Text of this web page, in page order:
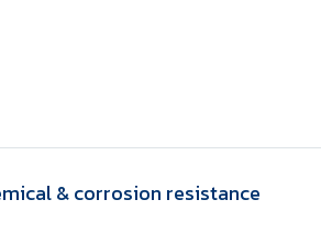
& corrosion resistance